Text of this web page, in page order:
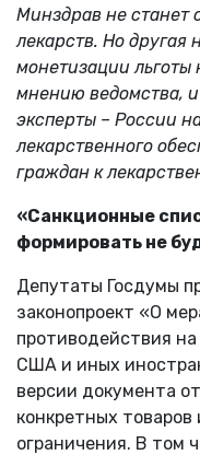
Минздрав не станет
лекарств. Но другая
монетизации льготы
мнению ведомства,
эксперты – России
лекарственного
граждан к
«Санкционные
формировать не
Депутаты Госдумы
законопроект «О
противодействия
США и иных
версии документа
конкретных
ограничения. В том